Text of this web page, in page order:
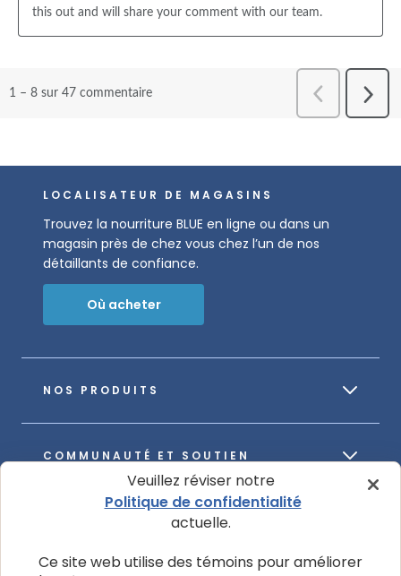
NOS PRODUITS
COMMUNAUTÉ ET SOUTIEN
À PROPOS DE NOTRE ENTREPRISE
LOCALISATEUR DE MAGASINS
Trouvez la nourriture BLUE en ligne ou dans un
magasin près de chez vous chez l’un de nos
détaillants de confiance.
Où acheter
Veuillez réviser notre
Politique de confidentialité
actuelle.
Ce site web utilise des témoins pour améliorer